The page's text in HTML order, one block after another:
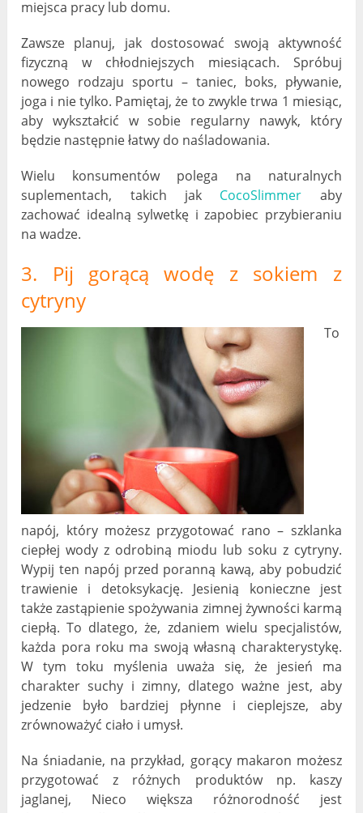
miejsca pracy lub domu.
Zawsze planuj, jak dostosować swoją aktywność
fizyczną w chłodniejszych miesiącach. Spróbuj
nowego rodzaju sportu – taniec, boks, pływanie,
joga i nie tylko. Pamiętaj, że to zwykle trwa 1 miesiąc,
aby wykształcić w sobie regularny nawyk, który
będzie następnie łatwy do naśladowania.
Wielu konsumentów polega na naturalnych
suplementach, takich jak CocoSlimmer aby
zachować idealną sylwetkę i zapobiec przybieraniu
na wadze.
3. Pij gorącą wodę z sokiem z
cytryny
To
napój, który możesz przygotować rano – szklanka
ciepłej wody z odrobiną miodu lub soku z cytryny.
Wypij ten napój przed poranną kawą, aby pobudzić
trawienie i detoksykację. Jesienią konieczne jest
także zastąpienie spożywania zimnej żywności karmą
ciepłą. To dlatego, że, zdaniem wielu specjalistów,
każda pora roku ma swoją własną charakterystykę.
W tym toku myślenia uważa się, że jesień ma
charakter suchy i zimny, dlatego ważne jest, aby
jedzenie było bardziej płynne i cieplejsze, aby
zrównoważyć ciało i umysł.
Na śniadanie, na przykład, gorący makaron możesz
przygotować z różnych produktów np. kaszy
jaglanej, Nieco większa różnorodność jest